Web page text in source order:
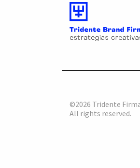
©2026 Tridente
All rights reserved.